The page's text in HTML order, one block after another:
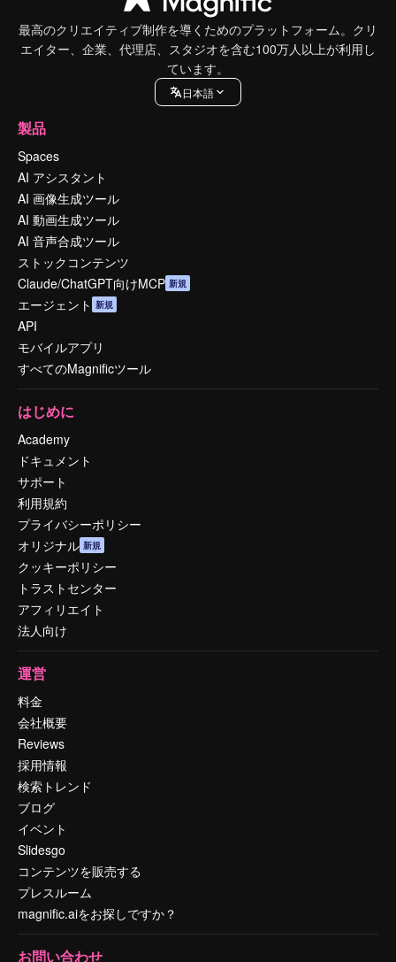
最高のクリエイティブ制作を導くためのプラットフォーム。クリ
エイター、企業、代理店、スタジオを含む100万人以上が利用し
ています。
日本語
製品
Spaces
AI アシスタント
AI 画像生成ツール
AI 動画生成ツール
AI 音声合成ツール
ストックコンテンツ
Claude/ChatGPT向けMCP 新規
エージェント 新規
API
モバイルアプリ
すべてのMagnificツール
はじめに
Academy
ドキュメント
サポート
利用規約
プライバシーポリシー
オリジナル 新規
クッキーポリシー
トラストセンター
アフィリエイト
法人向け
運営
料金
会社概要
Reviews
採用情報
検索トレンド
ブログ
イベント
Slidesgo
コンテンツを販売する
プレスルーム
magnific.aiをお探しですか？
お問い合わせ